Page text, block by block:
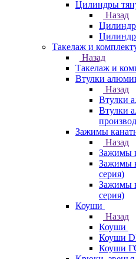
Цилиндры
Назад
Такелаж и
Назад
Такелаж и
Втулки
Назад
Втулки
Втулки
Зажимы
Назад
Зажимы
Зажимы
серия)
Зажимы
серия)
Коуши
Назад
Коуши
Коуши
Коуши